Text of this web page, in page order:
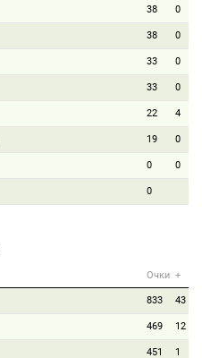
38 0
38 0
33 0
33 0
22 4
19 0
0 0
0
Очки +
833 43
469 12
451 1